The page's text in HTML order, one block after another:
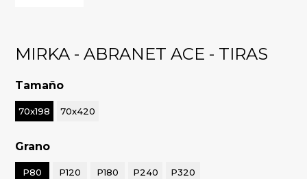
MIRKA - ABRANET ACE - TIRAS
Tamaño
70x198 70x420
Grano
P80 P120 P180 P240 P320